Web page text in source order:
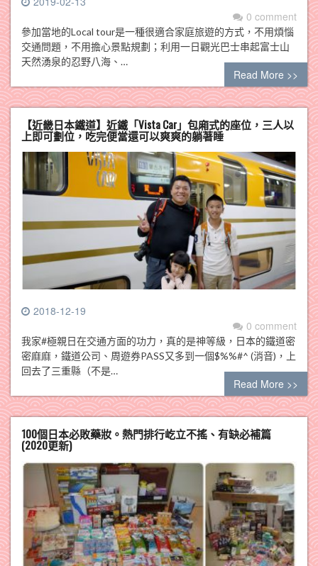
0 comment
參加當地的Local tour是一種很適合家庭旅遊的方式，不用煩惱
交通問題，不用擔心景點規劃；利用一日觀光巴士串起富士山
天然湧泉的忍野八海、…
Read More >>
【近畿日本鐵道】近鐵「Vista Car」包廂式的座位，三人以
上即可劃位，吃完便當還可以爽爽的躺著睡
2018-12-19
0 comment
我家#極親日在交通方面的功力，真的是神等級，日本的鐵道密
密麻麻，鐵道公司、周遊券PASS又多到一個$%%#^ (消音)，上
回去了三重縣（不是…
Read More >>
100個日本必敗藥妝。熱門排行屹立不搖、有缺必補篇
(2020更新)